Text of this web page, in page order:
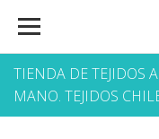
TIENDA DE TEJIDOS
MANO. TEJIDOS